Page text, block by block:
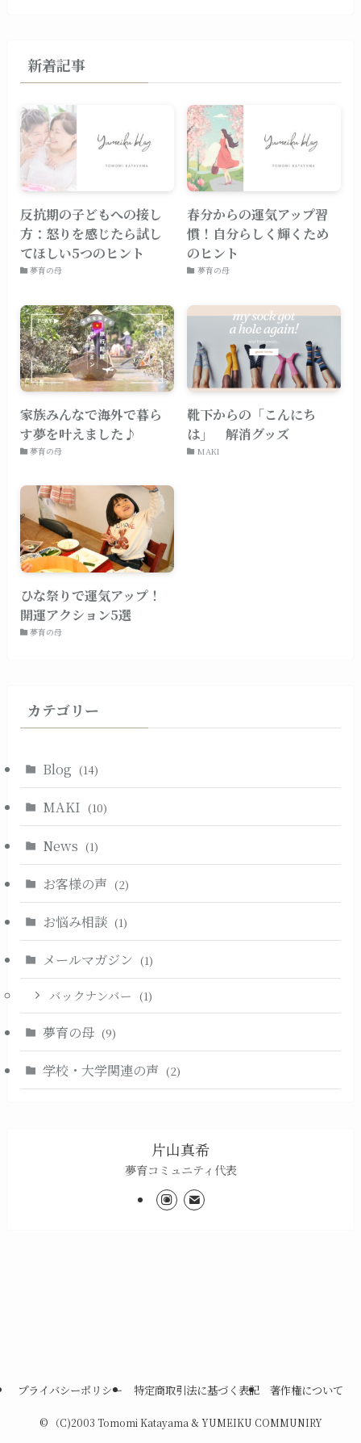
新着記事
反抗期の子どもへの接し
方：怒りを感じたら試し
てほしい5つのヒント
夢育の母
春分からの運気アップ習
慣！自分らしく輝くため
のヒント
夢育の母
家族みんなで海外で暮ら
す夢を叶えました♪
夢育の母
靴下からの「こんにち
は」 解消グッズ
MAKI
ひな祭りで運気アップ！
開運アクション5選
夢育の母
カテゴリー
Blog (14)
MAKI (10)
News (1)
お客様の声 (2)
お悩み相談 (1)
メールマガジン (1)
バックナンバー (1)
夢育の母 (9)
学校・大学関連の声 (2)
片山真希
夢育コミュニティ代表
プライバシーポリシー 特定商取引法に基づく表記 著作権について
©（C)2003 Tomomi Katayama & YUMEIKU COMMUNIRY